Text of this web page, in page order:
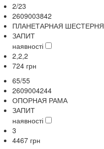
2/23
2609003842
ПЛАНЕТАРНАЯ ШЕСТЕРНЯ
ЗАПИТ
наявності
2,2,2
724 грн
65/55
2609004244
ОПОРНАЯ РАМА
ЗАПИТ
наявності
3
4467 грн